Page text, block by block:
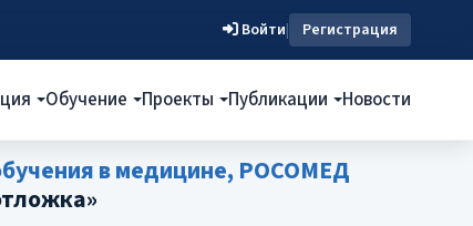
Войти| Регистрация
Обучение Проекты Публикации Новости
в медицине, РОСОМЕД